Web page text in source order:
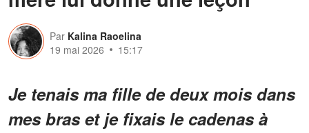
Par Kalina Raoelina
19 mai 2026
15:17
Je tenais ma fille de deux mois dans
mes bras et je fixais le cadenas à